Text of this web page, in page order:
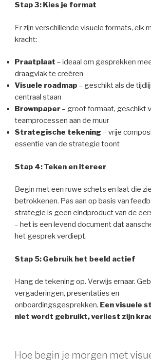
Stap 3: Kies je format
Er zijn verschillende visuele formats, elk
kracht:
Praatplaat – ideaal om gesprekken
draagvlak te creëren
Visuele roadmap – geschikt als de
centraal staan
Brownpaper– groot formaat, geschikt
teamprocessen aan de muur
Strategische tekening – vrije
essentie van de strategie toont
Stap 4: Teken en itereer
Begin met een ruwe schets en laat die
betrokkenen. Pas aan op basis van
strategie is geen eindproduct van de
– het is een levend document dat
het gesprek verdiept.
Stap 5: Gebruik het beeld actief
Hang de tekening op. Verwijs ernaar.
vergaderingen, presentaties en
onboardingsgesprekken. Een visuele
niet wordt gebruikt, verliest zijn
Hoe begin je morgen met